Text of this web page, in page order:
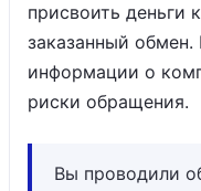
присвоить деньги
заказанный
информации о
риски обращения.
Вы проводили